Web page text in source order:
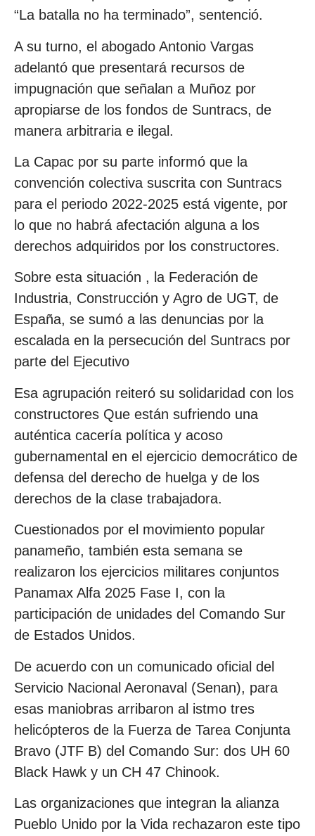
“La batalla no ha terminado”, sentenció.
A su turno, el abogado Antonio Vargas
adelantó que presentará recursos de
impugnación que señalan a Muñoz por
apropiarse de los fondos de Suntracs, de
manera arbitraria e ilegal.
La Capac por su parte informó que la
convención colectiva suscrita con Suntracs
para el periodo 2022-2025 está vigente, por
lo que no habrá afectación alguna a los
derechos adquiridos por los constructores.
Sobre esta situación , la Federación de
Industria, Construcción y Agro de UGT, de
España, se sumó a las denuncias por la
escalada en la persecución del Suntracs por
parte del Ejecutivo
Esa agrupación reiteró su solidaridad con los
constructores Que están sufriendo una
auténtica cacería política y acoso
gubernamental en el ejercicio democrático de
defensa del derecho de huelga y de los
derechos de la clase trabajadora.
Cuestionados por el movimiento popular
panameño, también esta semana se
realizaron los ejercicios militares conjuntos
Panamax Alfa 2025 Fase I, con la
participación de unidades del Comando Sur
de Estados Unidos.
De acuerdo con un comunicado oficial del
Servicio Nacional Aeronaval (Senan), para
esas maniobras arribaron al istmo tres
helicópteros de la Fuerza de Tarea Conjunta
Bravo (JTF B) del Comando Sur: dos UH 60
Black Hawk y un CH 47 Chinook.
Las organizaciones que integran la alianza
Pueblo Unido por la Vida rechazaron este tipo